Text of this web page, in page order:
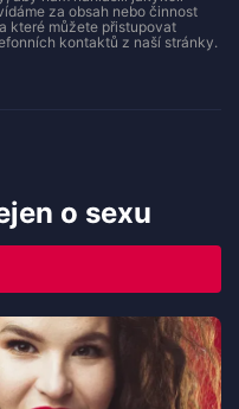
za obsah nebo činnost
které můžete přistupovat
kontaktů z naší stránky.
o sexu